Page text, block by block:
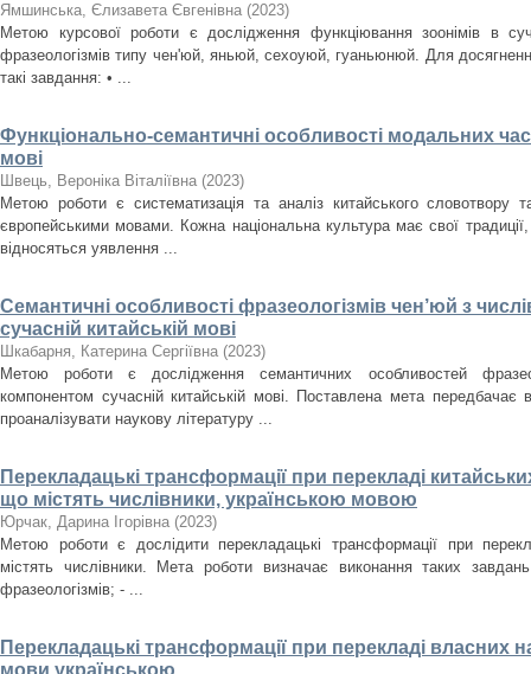
Ямшинська, Єлизавета Євгенівна (2023)
Метою курсової роботи є дослідження функціювання зоонімів в
фразеологізмів типу чен'юй, яньюй, сехоуюй, гуаньюнюй. Для
такі завдання: • ...
Функціонально-семантичні особливості модальних
мові
Швець, Вероніка Віталіївна (2023)
Метою роботи є систематизація та аналіз китайського словотвору
європейськими мовами. Кожна національна культура має свої
відносяться уявлення ...
Семантичні особливості фразеологізмів чен’юй з
сучасній китайській мові
Шкабарня, Катерина Сергіївна (2023)
Метою роботи є дослідження семантичних особливостей
компонентом сучасній китайській мові. Поставлена мета передбачає
проаналізувати наукову літературу ...
Перекладацькі трансформації при перекладі
що містять числівники, українською мовою
Юрчак, Дарина Ігорівна (2023)
Метою роботи є дослідити перекладацькі трансформації при
містять числівники. Мета роботи визначає виконання таких
фразеологізмів; - ...
Перекладацькі трансформації при перекладі власних
мови українською